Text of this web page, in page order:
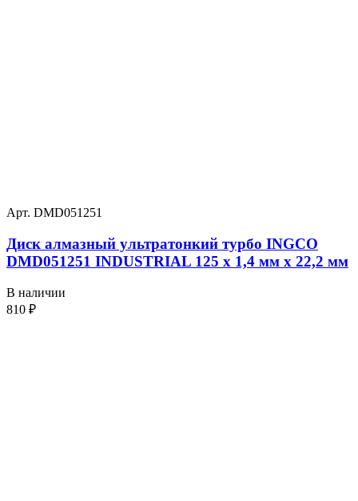
Арт. DMD051251
Диск алмазный ультратонкий турбо INGCO
DMD051251 INDUSTRIAL 125 х 1,4 мм x 22,2 мм
В наличии
810 ₽